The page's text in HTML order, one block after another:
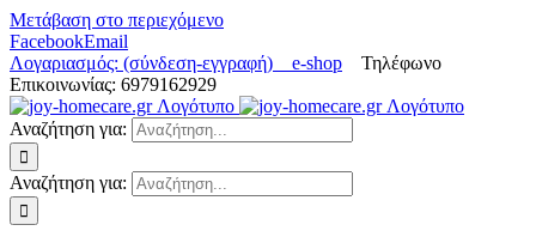
Μετάβαση στο περιεχόμενο
FacebookEmail
Λογαριασμός: (σύνδεση-εγγραφή) e-shop Τηλέφωνο
Επικοινωνίας: 6979162929
Αναζήτηση για:
Αναζήτηση για: